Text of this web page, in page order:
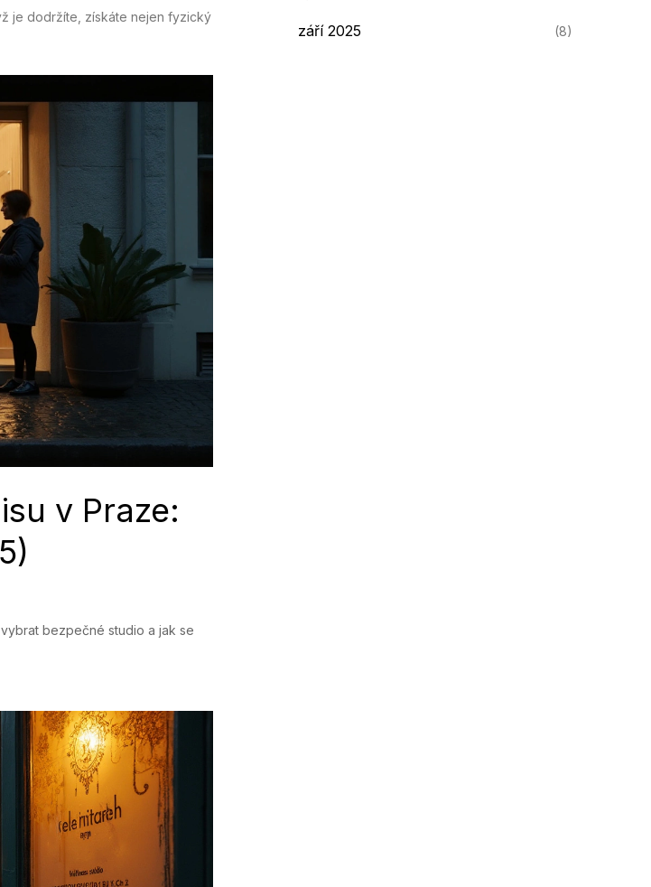
je dodržíte, získáte nejen fyzický
v Praze:
bezpečné studio a jak se
září 2025 (8)